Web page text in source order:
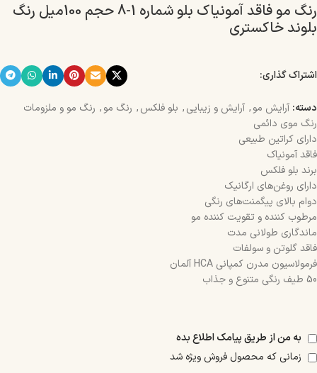
رنگ مو فاقد آمونیاک بلو شماره 1-8 حجم 100میل رنگ
بلوند خاکستری
اشتراک گذاری:
دسته: آرایش مو, آرایش و زیبایی, بلو فلکس, رنگ مو, رنگ مو و ملزومات
رنگ موی دائمی
دارای کراتین طبیعی
فاقد آمونیاک
برند بلو فلکس
دارای روغن‌های ارگانیک
دوام بالای پیگمنت‌های رنگی
مرطوب کننده و تقویت کننده مو
ماندگاری طولانی مدت
فاقد گلوتن و سولفات
فرمولاسیون مدرن کمپانی HCA آلمان
50 طیف رنگی متنوع و جذاب
به من از طریق پیامک اطلاع بده
زمانی که محصول فروش ویژه شد